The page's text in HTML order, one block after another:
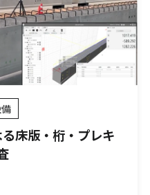
床版・桁・プレキ